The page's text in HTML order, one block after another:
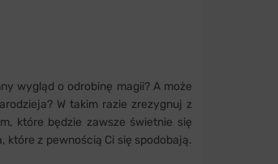
wygląd o odrobinę magii? A może
W takim razie zrezygnuj z
które będzie zawsze świetnie się
które z pewnością Ci się spodobają.